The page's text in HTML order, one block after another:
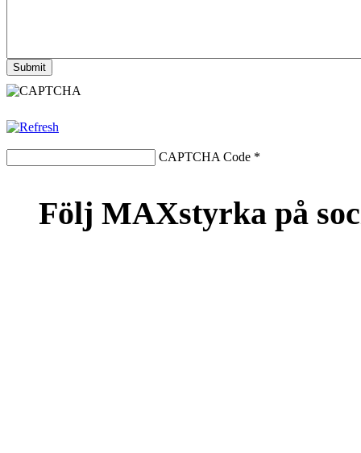
CAPTCHA Code *
Följ MAXstyrka på